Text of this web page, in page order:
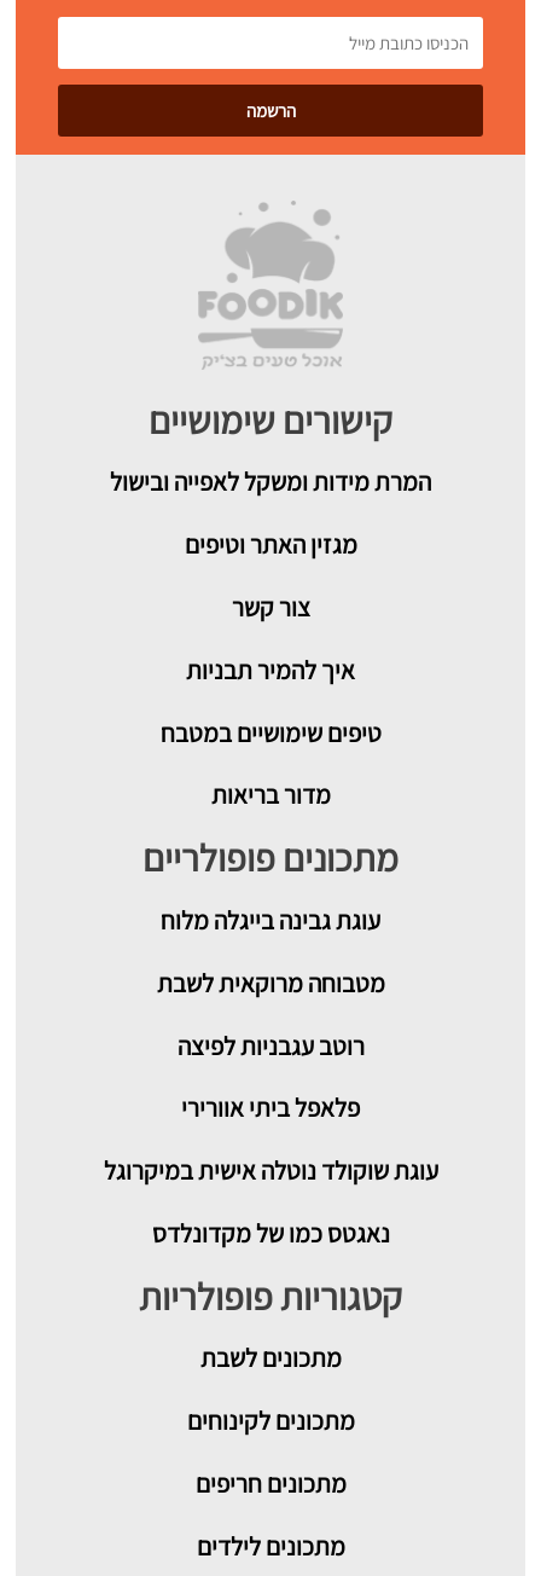
קישורים שימושיים
המרת מידות ומשקל לאפייה ובישול
מגזין האתר וטיפים
צור קשר
איך להמיר תבניות
טיפים שימושיים במטבח
מדור בריאות
מתכונים פופולריים
עוגת גבינה בייגלה מלוח
מטבוחה מרוקאית לשבת
רוטב עגבניות לפיצה
פלאפל ביתי אוורירי
עוגת שוקולד נוטלה אישית במיקרוגל
נאגטס כמו של מקדונלדס
קטגוריות פופולריות
מתכוניםלשבת
מתכונים לקינוחים
מתכונים חריפים
מתכונים לילדים